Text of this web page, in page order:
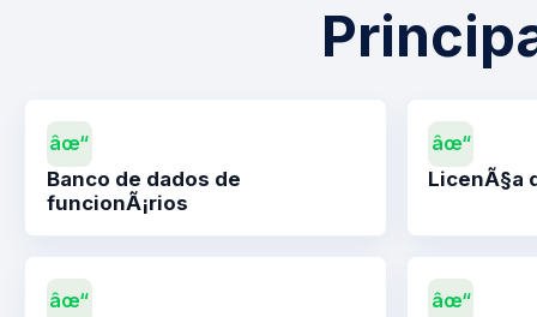
âœ“
Banco de dados de
funcionÃ¡rios
âœ“
LicenÃ§a
âœ“
âœ“